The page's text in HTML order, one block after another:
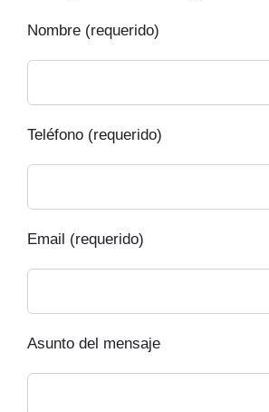
Nombre (requerido)
Teléfono (requerido)
Email (requerido)
Asunto del mensaje